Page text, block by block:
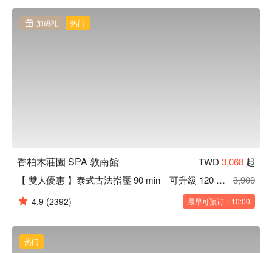
加码礼 热门
香柏木莊園 SPA 敦南館 TWD 3,068 起
【 雙人優惠 】泰式古法指壓 90 min｜可升級 120 min
3,900
4.9 (2392) 最早可预订：10:00
热门